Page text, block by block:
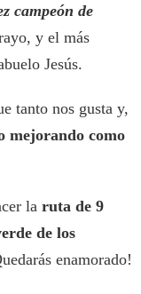
campeón de
y el más
Jesús.
tanto nos gusta y,
mejorando como
la ruta de 9
de los
enamorado!